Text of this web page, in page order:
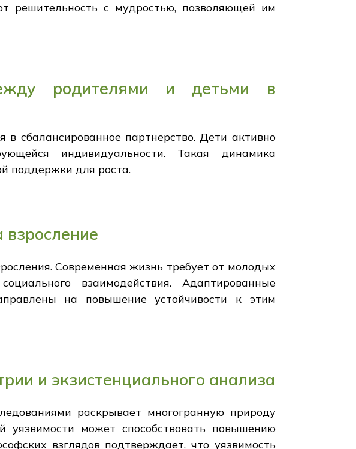
решительность с мудростью, позволяющей им
родителями и детьми в
сбалансированное партнерство. Дети активно
индивидуальности. Такая динамика
поддержки для роста.
Современная жизнь требует от молодых
взаимодействия. Адаптированные
на повышение устойчивости к этим
и экзистенциального анализа
раскрывает многогранную природу
уязвимости может способствовать повышению
взглядов подтверждает, что уязвимость